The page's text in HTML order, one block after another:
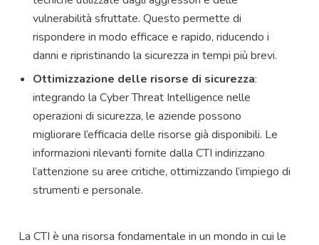
vulnerabilità sfruttate. Questo permette di
rispondere in modo efficace e rapido, riducendo i
danni e ripristinando la sicurezza in tempi più brevi.
Ottimizzazione delle risorse di sicurezza:
integrando la Cyber Threat Intelligence nelle
operazioni di sicurezza, le aziende possono
migliorare l’efficacia delle risorse già disponibili. Le
informazioni rilevanti fornite dalla CTI indirizzano
l’attenzione su aree critiche, ottimizzando l’impiego di
strumenti e personale.
La CTI è una risorsa fondamentale in un mondo in cui le